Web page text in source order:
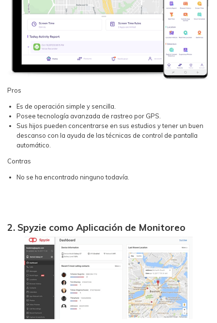
Pros
Es de operación simple y sencilla.
Posee tecnología avanzada de rastreo por GPS.
Sus hijos pueden concentrarse en sus estudios y tener un buen
descanso con la ayuda de las técnicas de control de pantalla
automático.
Contras
No se ha encontrado ninguno todavía.
2. Spyzie como Aplicación de Monitoreo